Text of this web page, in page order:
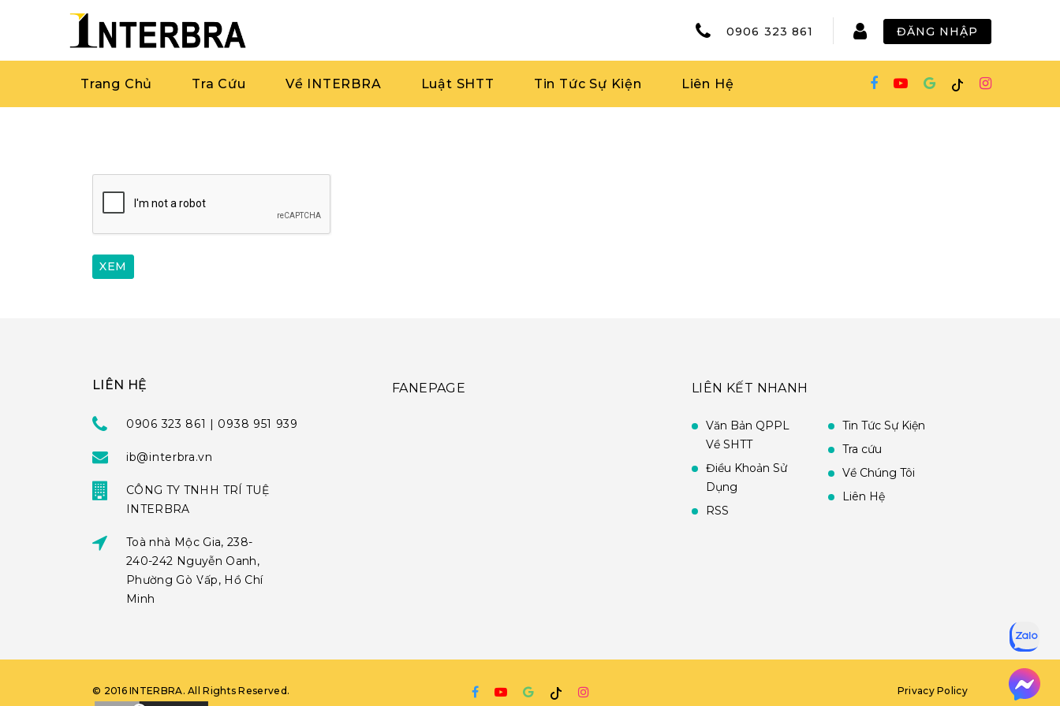
0906 323 861 ĐĂNG NHẬP
Trang Chủ Tra Cứu Về INTERBRA Luật SHTT Tin Tức Sự Kiện Liên Hệ
LIÊN HỆ
0906 323 861 | 0938 951 939
ib@interbra.vn
CÔNG TY TNHH TRÍ TUỆ
INTERBRA
Toà nhà Mộc Gia, 238-
240-242 Nguyễn Oanh,
Phường Gò Vấp, Hồ Chí
Minh
FANEPAGE LIÊN KẾT NHANH
Văn Bản QPPL
Về SHTT
Điều Khoản Sử
Dụng
RSS
Tin Tức Sự Kiện
Tra cứu
Về Chúng Tôi
Liên Hệ
© 2016 INTERBRA. All Rights Reserved. Privacy Policy